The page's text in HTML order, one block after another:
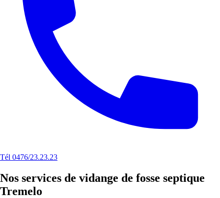
Tél 0476/23.23.23
Nos services de vidange de fosse septique
Tremelo